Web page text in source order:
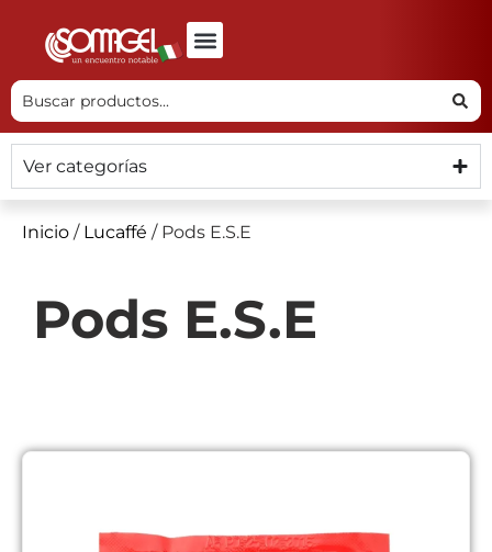
Ver categorías
Inicio / Lucaffé / Pods E.S.E
Pods E.S.E